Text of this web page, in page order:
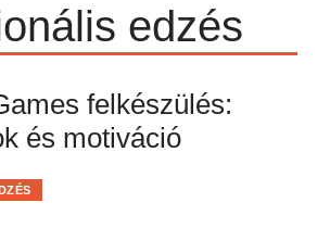
edzés
felkészülés:
és motiváció